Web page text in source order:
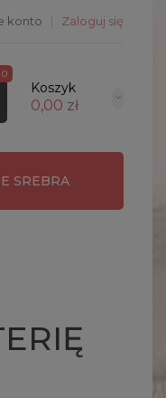
konto Zaloguj się
0
Koszyk
0,00 zł
SREBRA